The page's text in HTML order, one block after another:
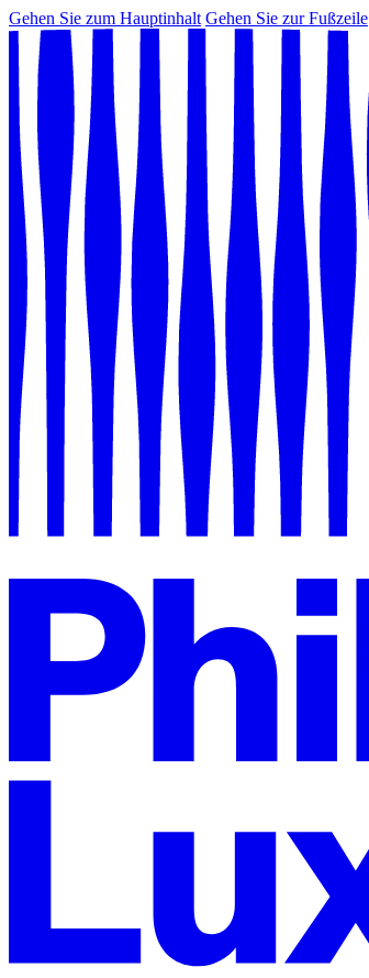
Gehen Sie zum Hauptinhalt Gehen Sie zur Fußzeile